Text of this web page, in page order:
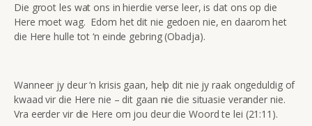
Die groot les wat ons in hierdie verse leer, is dat ons op die
Here moet wag. Edom het dit nie gedoen nie, en daarom het
die Here hulle tot ‘n einde gebring (Obadja).
Wanneer jy deur ‘n krisis gaan, help dit nie jy raak ongeduldig of
kwaad vir die Here nie – dit gaan nie die situasie verander nie.
Vra eerder vir die Here om jou deur die Woord te lei (21:11).